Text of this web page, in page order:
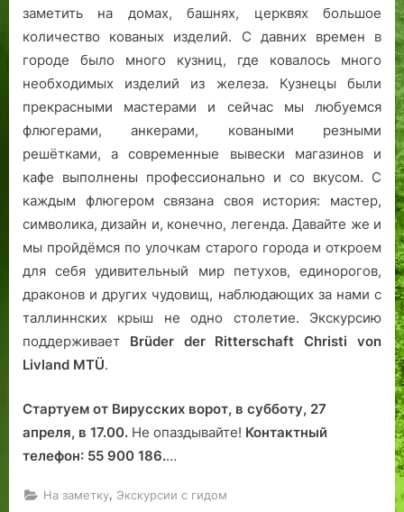
заметить на домах, башнях, церквях большое
количество кованых изделий. С давних времен в
городе было много кузниц, где ковалось много
необходимых изделий из железа. Кузнецы были
прекрасными мастерами и сейчас мы любуемся
флюгерами, анкерами, коваными резными
решётками, а современные вывески магазинов и
кафе выполнены профессионально и со вкусом. С
каждым флюгером связана своя история: мастер,
символика, дизайн и, конечно, легенда. Давайте же и
мы пройдёмся по улочкам старого города и откроем
для себя удивительный мир петухов, единорогов,
драконов и других чудовищ, наблюдающих за нами с
таллиннских крыш не одно столетие. Экскурсию
поддерживает Brüder der Ritterschaft Christi von
Livland MTÜ.
Стартуем от Вирусских ворот, в субботу, 27
апреля, в 17.00. Не опаздывайте! Контактный
телефон: 55 900 186.…
На заметку, Экскурсии с гидом